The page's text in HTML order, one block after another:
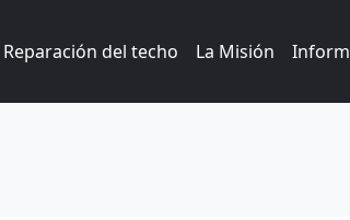
Reparación del techo La Misión